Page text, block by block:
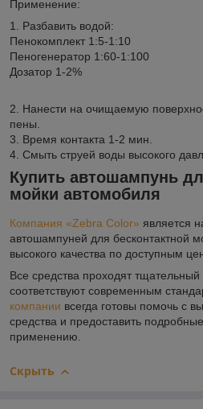
Применение:
1. Разбавить водой:
Пенокомплект 1:5-1:10
Пеногенератор 1:60-1:100
Дозатор 1-2%
2. Нанести на очищаемую
пены.
3. Время контакта 1-2 мин.
4. Смыть струей воды высокого
Купить автошампунь
мойки автомобиля
Компания «Zebra Color» является
автошампуней для бесконтактной
высокого качества по доступным
Все средства проходят тщательный
соответствуют современным
компании всегда готовы помочь с
средства и предоставить
применению.
Скрыть